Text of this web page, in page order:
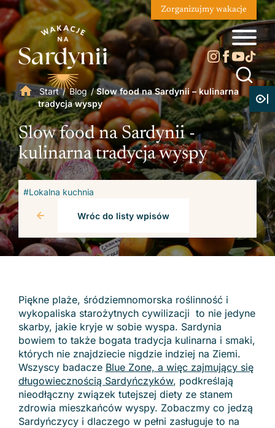
Zorganizujmy wakacje
Start/Blog /Slow food na Sardynii – kulinarna
tradycja wyspy
Slow food na Sardynii -
kulinarna tradycja wyspy
#Lokalna kuchnia
Wróc do listy wpisów
Piękne plaże, śródziemnomorska roślinność i
wykopaliska starożytnych cywilizacji to nie jedyne
skarby, jakie kryje w sobie wyspa. Sardynia
bowiem to także bogata tradycja kulinarna i smaki,
których nie znajdziecie nigdzie indziej na Ziemi.
Wszyscy badacze Blue Zone, a więc zajmujący się
długowiecznością Sardyńczyków, podkreślają
nieodłączny związek tutejszej diety ze stanem
zdrowia mieszkańców wyspy. Zobaczmy co jedzą
Sardyńczycy i dlaczego w pełni zasługuje to na